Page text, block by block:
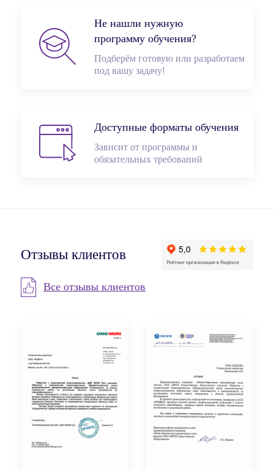
Не нашли нужную
программу обучения?
Подберём готовую или разработаем
под вашу задачу!
Доступные форматы обучения
Зависит от программы и
обязательных требований
Отзывы клиентов
Все отзывы клиентов